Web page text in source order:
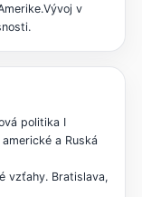
v
politika I
a Ruská
vzťahy. Bratislava,